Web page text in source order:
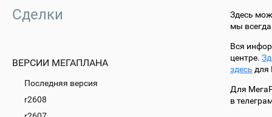
Сделки
ВЕРСИИ МЕГАПЛАНА
Последняя версия
r2608
Здесь
мы
Вся
центре.
здесь для
Для
в